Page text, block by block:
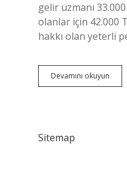
gelir uzmanı
olanlar için 42.000
hakkı olan yeterli
Devamını okuyun
Gelir
Sitemap